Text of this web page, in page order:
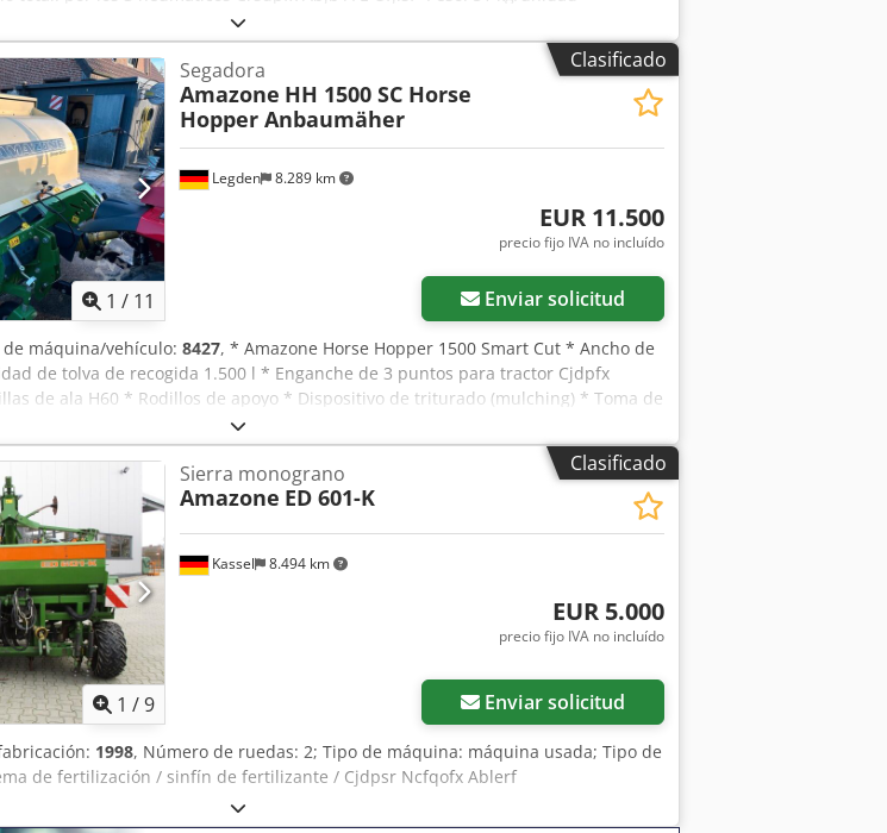
Clasificado
1 / 11
Legden 8.289 km
Segadora
Amazone HH 1500 SC Horse
Hopper Anbaumäher
EUR 11.500
precio fijo IVA no incluído
Enviar solicitud
máquina/vehículo: 8427, * Amazone Horse Hopper 1500 Smart Cut * Ancho de
de tolva de recogida 1.500 l * Enganche de 3 puntos para tractor Cjdpfx
de ala H60 * Rodillos de apoyo * Dispositivo de triturado (mulching) * Toma de
Tolva de recogida con vaciado hidráulico del suelo * Velocidad de rotación 2.650
llenado -----Número interno de vehículo: 8427 ¡Soporte por WhatsApp
sobre la máquina o necesita más información, no dude en escribirnos
Whatsapp Whatsapp ----Sujeto a errores y venta previa.
Clasificado
1 /9
Kassel 8.494 km
Sierra monograno
Amazone ED 601-K
EUR 5.000
precio fijo IVA no incluído
Enviar solicitud
1998, Número de ruedas: 2; Tipo de máquina: máquina usada; Tipo de
de fertilización / sinfín de fertilizante / Cjdpsr Ncfqofx Ablerf